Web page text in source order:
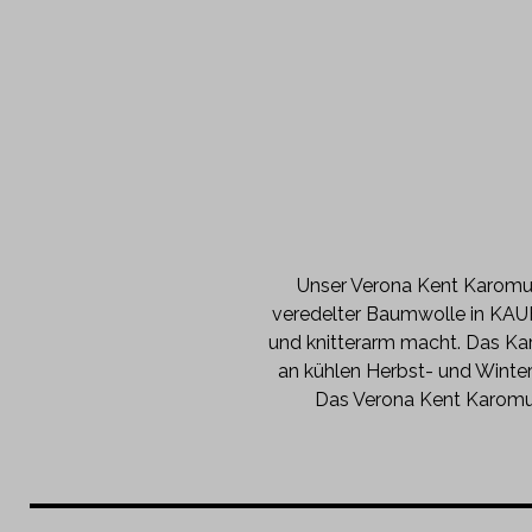
Unser Verona Kent
veredelter Baumwolle in
und knitterarm macht. Das
an kühlen Herbst- und
Das Verona Kent